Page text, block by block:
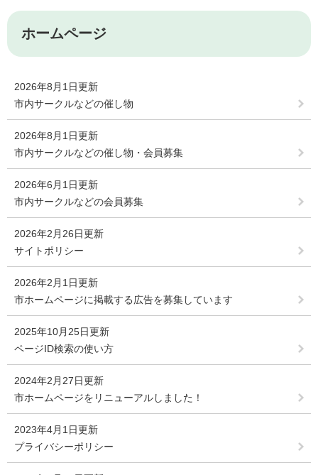
ホームページ
2026年8月1日更新
市内サークルなどの催し物
2026年8月1日更新
市内サークルなどの催し物・会員募集
2026年6月1日更新
市内サークルなどの会員募集
2026年2月26日更新
サイトポリシー
2026年2月1日更新
市ホームページに掲載する広告を募集しています
2025年10月25日更新
ページID検索の使い方
2024年2月27日更新
市ホームページをリニューアルしました！
2023年4月1日更新
プライバシーポリシー